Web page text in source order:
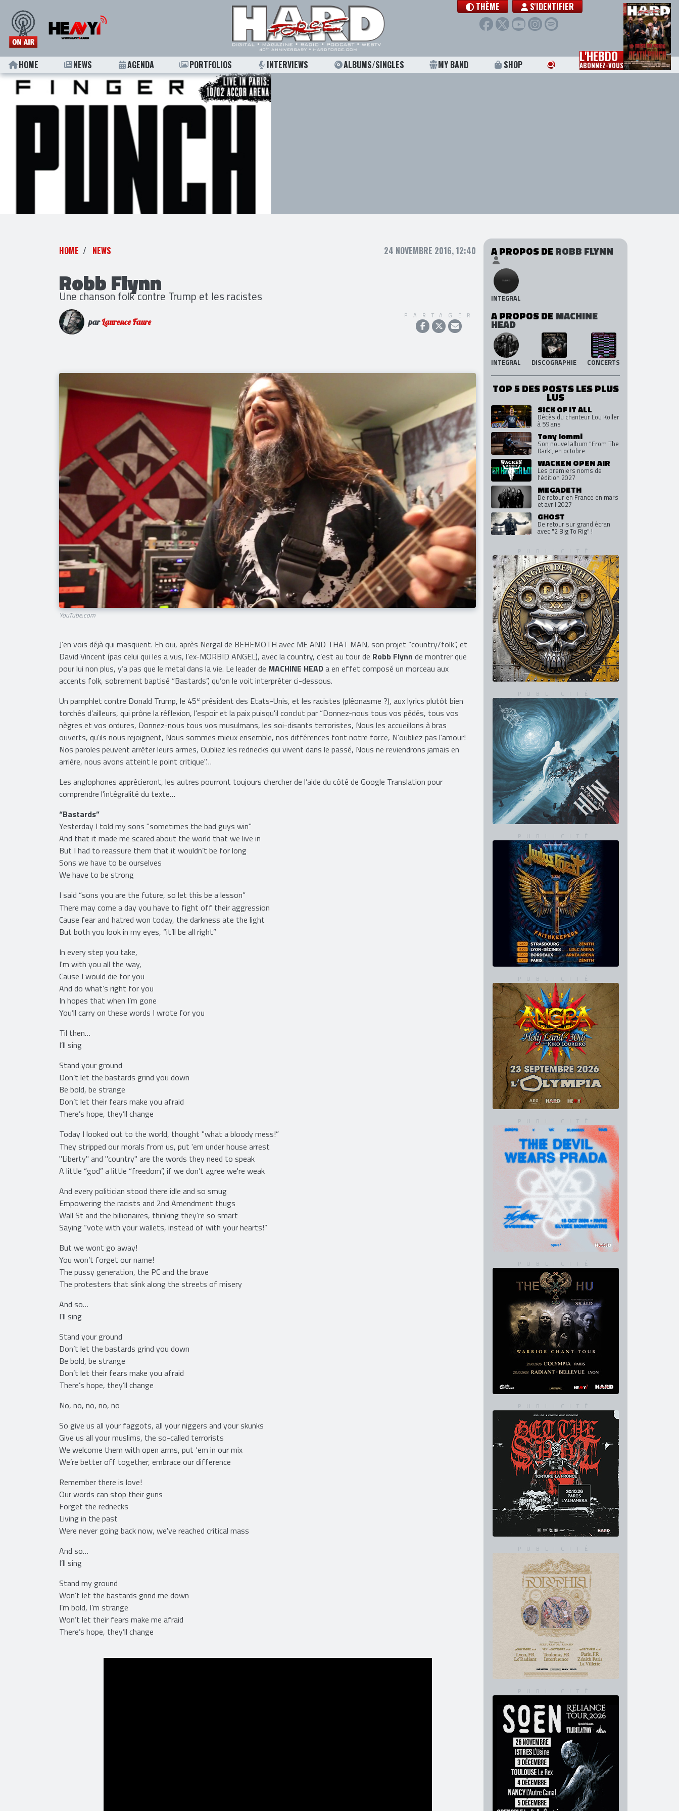
THÈME S'IDENTIFIER
HOME NEWS AGENDA PORTFOLIOS INTERVIEWS ALBUMS/SINGLES MY BAND SHOP L'HEBDO
ABONNEZ-VOUS
HOME NEWS 24 NOVEMBRE 2016, 12:40
Robb Flynn
Une chanson folk contre Trump et les racistes
parLaurence Faure
PARTAGER
YouTube.com
J’en vois déjà qui masquent. Eh oui, après Nergal de BEHEMOTH avec ME AND THAT MAN, son projet “country/folk”, et
David Vincent (pas celui qui les a vus, l’ex-MORBID ANGEL), avec la country, c’est au tour de Robb Flynn de montrer que
pour lui non plus, y’a pas que le metal dans la vie. Le leader de MACHINE HEADa en effet composé un morceau aux
accents folk, sobrement baptisé “Bastards”, qu’on le voit interpréter ci-dessous.
Un pamphlet contre Donald Trump, le 45e président des Etats-Unis, et les racistes (pléonasme ?), aux lyrics plutôt bien
torchés d’ailleurs, qui prône la réflexion, l'espoir et la paix puisqu'il conclut par “Donnez-nous tous vos pédés, tous vos
nègres et vos ordures, Donnez-nous tous vos musulmans, les soi-disants terroristes, Nous les accueillons à bras
ouverts, qu'ils nous rejoignent, Nous sommes mieux ensemble, nos différences font notre force, N'oubliez pas l'amour!
Nos paroles peuvent arrêter leurs armes, Oubliez les rednecks qui vivent dans le passé, Nous ne reviendrons jamais en
arrière, nous avons atteint le point critique"…
Les anglophones apprécieront, les autres pourront toujours chercher de l’aide du côté de Google Translation pour
comprendre l'intégralité du texte…
“Bastards”
Yesterday I told my sons "sometimes the bad guys win"
And that it made me scared about the world that we live in
But I had to reassure them that it wouldn’t be for long
Sons we have to be ourselves
We have to be strong
I said “sons you are the future, so let this be a lesson”
There may come a day you have to fight off their aggression
Cause fear and hatred won today, the darkness ate the light
But both you look in my eyes, “it’ll be all right”
In every step you take,
I'm with you all the way,
Cause I would die for you
And do what’s right for you
In hopes that when I’m gone
You’ll carry on these words I wrote for you
Til then…
I’ll sing
Stand your ground
Don’t let the bastards grind you down
Be bold, be strange
Don’t let their fears make you afraid
There’s hope, they’ll change
Today I looked out to the world, thought "what a bloody mess!”
They stripped our morals from us, put 'em under house arrest
"Liberty" and "country" are the words they need to speak
A little “god” a little “freedom”, if we don’t agree we're weak
And every politician stood there idle and so smug
Empowering the racists and 2nd Amendment thugs
Wall St and the billionaires, thinking they’re so smart
Saying “vote with your wallets, instead of with your hearts!”
But we wont go away!
You won’t forget our name!
The pussy generation, the PC and the brave
The protesters that slink along the streets of misery
And so…
I’ll sing
Stand your ground
Don’t let the bastards grind you down
Be bold, be strange
Don’t let their fears make you afraid
There’s hope, they’ll change
No, no, no, no, no
So give us all your faggots, all your niggers and your skunks
Give us all your muslims, the so-called terrorists
We welcome them with open arms, put ‘em in our mix
We’re better off together, embrace our difference
Remember there is love!
Our words can stop their guns
Forget the rednecks
Living in the past
Were never going back now, we've reached critical mass
And so…
I’ll sing
Stand my ground
Won’t let the bastards grind me down
I’m bold, I’m strange
Won’t let their fears make me afraid
There’s hope, they’ll change
A PROPOS DEROBB FLYNN
INTEGRAL
A PROPOS DEMACHINE
HEAD
INTEGRAL DISCOGRAPHIE CONCERTS
TOP 5 DES POSTS LES PLUS
LUS
SICK OF IT ALL
Décès du chanteur Lou Koller
à 59 ans
Tony Iommi
Son nouvel album "From The
Dark", en octobre
WACKEN OPEN AIR
Les premiers noms de
l'édition 2027
MEGADETH
De retour en France en mars
et avril 2027
GHOST
De retour sur grand écran
avec "2 Big To Rig" !